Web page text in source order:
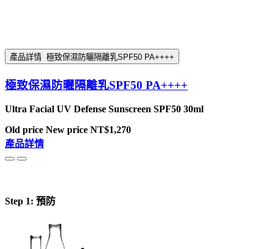
產品詳情 極致保濕防曬隔離乳SPF50 PA++++
極致保濕防曬隔離乳SPF50 PA++++
Ultra Facial UV Defense Sunscreen SPF50 30ml
Old price New price NT$1,270
產品詳情
Step 1: 預防